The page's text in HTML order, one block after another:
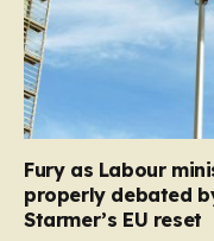
Fury as Labour
properly debated
Starmer’s EU reset